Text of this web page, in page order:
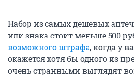
Набор из самых дешевых
или знака стоит меньше 500
возможного штрафа, когда у
окажется хотя бы одного из
очень странными выглядят